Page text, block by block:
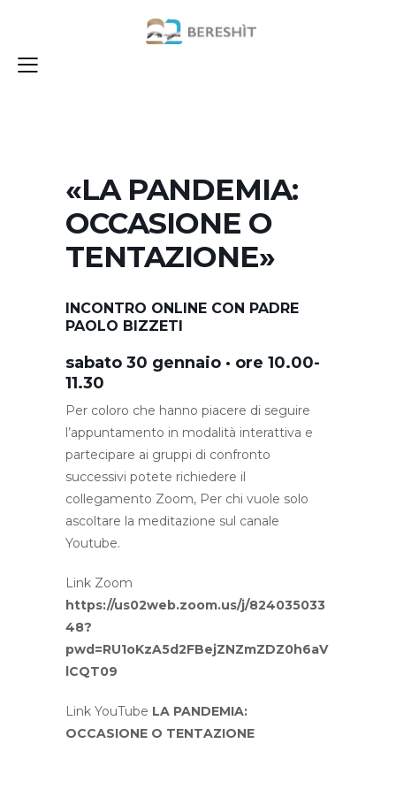
«LA PANDEMIA:
OCCASIONE O
TENTAZIONE»
INCONTRO ONLINE CON PADRE
PAOLO BIZZETI
sabato 30 gennaio · ore 10.00-
11.30
Per coloro che hanno piacere di seguire
l’appuntamento in modalità interattiva e
partecipare ai gruppi di confronto
successivi potete richiedere il
collegamento Zoom, Per chi vuole solo
ascoltare la meditazione sul canale
Youtube.
Link Zoom
https://us02web.zoom.us/j/824035033
48?
pwd=RU1oKzA5d2FBejZNZmZDZ0h6aV
lCQT09
Link YouTube LA PANDEMIA:
OCCASIONE O TENTAZIONE